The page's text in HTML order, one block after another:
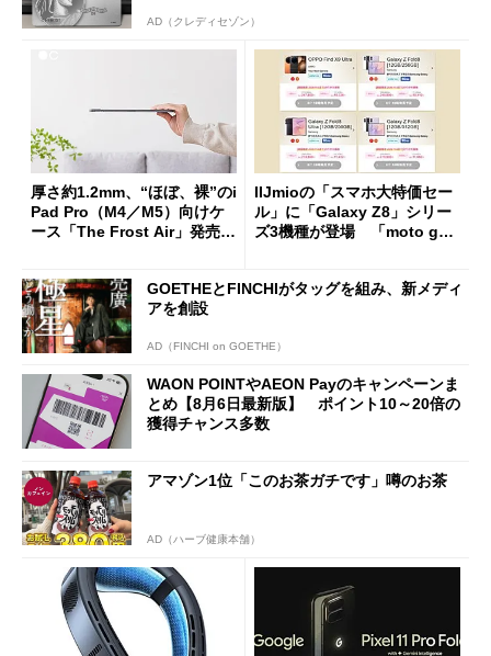
AD（クレディセゾン）
厚さ約1.2mm、“ほぼ、裸”のi
Pad Pro（M4／M5）向けケ
ース「The Frost Air」発売
IIJmioの「スマホ大特価セー
ル」に「Galaxy Z8」シリー
ズ3機種が登場 「moto g37
GOETHEとFINCHIがタッグを組み、新メディ
アを創設
AD（FINCHI on GOETHE）
WAON POINTやAEON Payのキャンペーンま
とめ【8月6日最新版】 ポイント10～20倍の
獲得チャンス多数
アマゾン1位「このお茶ガチです」噂のお茶
AD（ハーブ健康本舗）